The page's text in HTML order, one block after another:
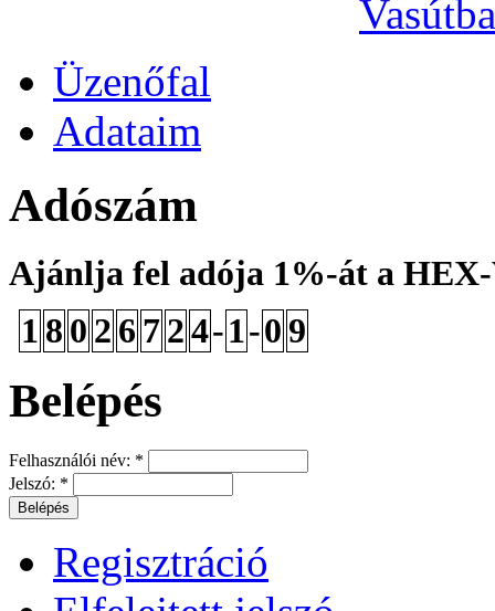
Üzenőfal
Adataim
Adószám
Ajánlja fel adója 1%-át a HEX-
1 8 0 2 6 7 2 4-1-0 9
Belépés
Felhasználói név: *
Jelszó: *
Regisztráció